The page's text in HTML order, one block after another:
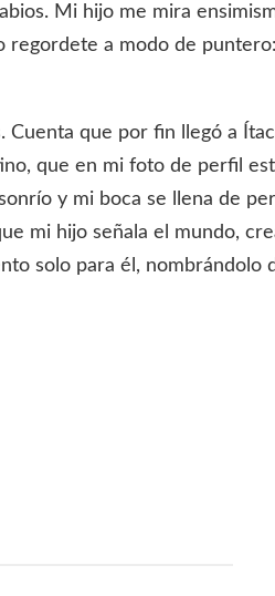
Mi hijo me mira
regordete a modo de
Cuenta que por fin llegó a
que en mi foto de perfil
y mi boca se llena de
mi hijo señala el mundo,
solo para él, nombrándolo